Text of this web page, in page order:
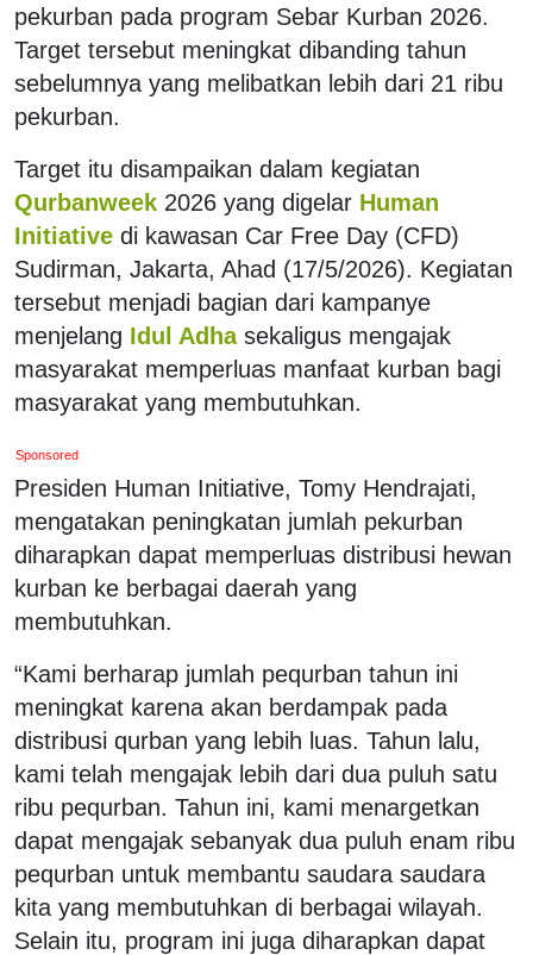
pekurban pada program Sebar Kurban 2026.
Target tersebut meningkat dibanding tahun
sebelumnya yang melibatkan lebih dari 21 ribu
pekurban.
Target itu disampaikan dalam kegiatan
Qurbanweek 2026 yang digelar Human
Initiative di kawasan Car Free Day (CFD)
Sudirman, Jakarta, Ahad (17/5/2026). Kegiatan
tersebut menjadi bagian dari kampanye
menjelang Idul Adha sekaligus mengajak
masyarakat memperluas manfaat kurban bagi
masyarakat yang membutuhkan.
Sponsored
Presiden Human Initiative, Tomy Hendrajati,
mengatakan peningkatan jumlah pekurban
diharapkan dapat memperluas distribusi hewan
kurban ke berbagai daerah yang
membutuhkan.
“Kami berharap jumlah pequrban tahun ini
meningkat karena akan berdampak pada
distribusi qurban yang lebih luas. Tahun lalu,
kami telah mengajak lebih dari dua puluh satu
ribu pequrban. Tahun ini, kami menargetkan
dapat mengajak sebanyak dua puluh enam ribu
pequrban untuk membantu saudara saudara
kita yang membutuhkan di berbagai wilayah.
Selain itu, program ini juga diharapkan dapat